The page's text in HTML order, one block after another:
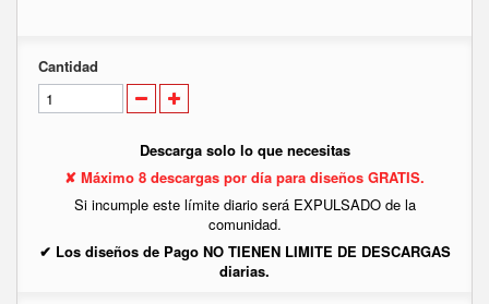
Cantidad
Descarga solo lo que necesitas
✘ Máximo 8 descargas por día para diseños GRATIS.
Si incumple este límite diario será EXPULSADO de la
comunidad.
✔ Los diseños de Pago NO TIENEN LIMITE DE DESCARGAS
diarias.